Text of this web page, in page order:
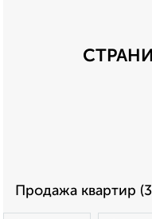
Продажа квартир